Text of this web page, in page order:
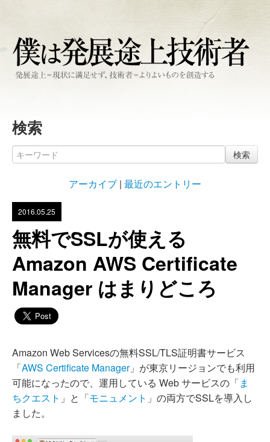
検索
検索
アーカイブ | 最近のエントリー
2016.05.25
無料でSSLが使える
Amazon AWS Certificate
Manager はまりどころ
Amazon Web Servicesの無料SSL/TLS証明書サービス
「AWS Certificate Manager」が東京リージョンでも利用
可能になったので、運用している Web サービスの「ま
ちクエスト 」と「モニュメント 」の両方でSSLを導入し
ました。